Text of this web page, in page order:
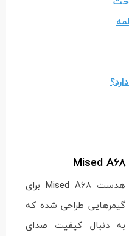
هدست Mised A68 برای
گیمرهایی طراحی شده که
به دنبال کیفیت صدای